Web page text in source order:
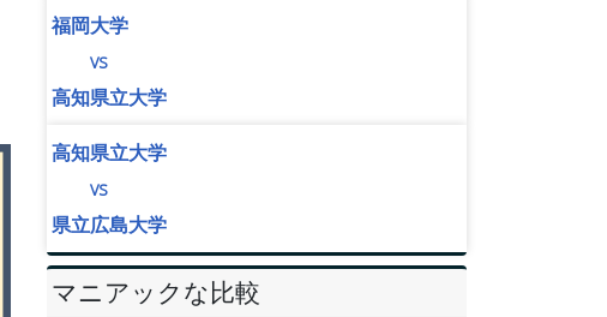
福岡大学
vs
高知県立大学
高知県立大学
vs
県立広島大学
マニアックな比較